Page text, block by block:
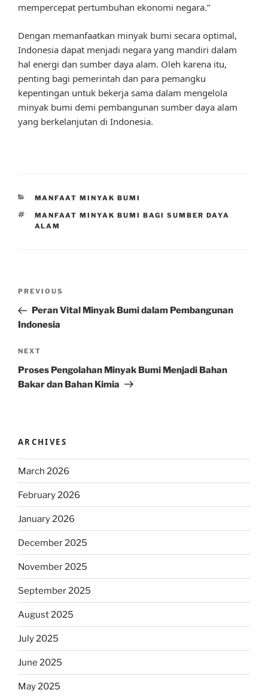
mempercepat pertumbuhan ekonomi negara.”
Dengan memanfaatkan minyak bumi secara optimal,
Indonesia dapat menjadi negara yang mandiri dalam
hal energi dan sumber daya alam. Oleh karena itu,
penting bagi pemerintah dan para pemangku
kepentingan untuk bekerja sama dalam mengelola
minyak bumi demi pembangunan sumber daya alam
yang berkelanjutan di Indonesia.
CATEGORIES
MANFAAT MINYAK BUMI
TAGS
MANFAAT MINYAK BUMI BAGI SUMBER DAYA
ALAM
Previous
Post
PREVIOUS
Peran Vital Minyak Bumi dalam Pembangunan
Indonesia
Next
Post
NEXT
Proses Pengolahan Minyak Bumi Menjadi Bahan
Bakar dan Bahan Kimia
ARCHIVES
March 2026
February 2026
January 2026
December 2025
November 2025
September 2025
August 2025
July 2025
June 2025
May 2025